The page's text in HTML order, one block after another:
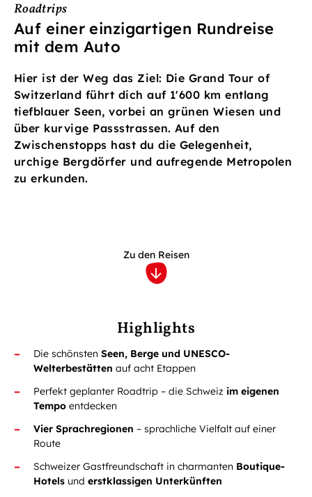
Roadtrips
Auf einer einzigartigen Rundreise
mit dem Auto
Hier ist der Weg das Ziel: Die Grand Tour of
Switzerland führt dich auf 1'600 km entlang
tiefblauer Seen, vorbei an grünen Wiesen und
über kurvige Passstrassen. Auf den
Zwischenstopps hast du die Gelegenheit,
urchige Bergdörfer und aufregende Metropolen
zu erkunden.
Zu den Reisen
Highlights
Die schönsten Seen, Berge und UNESCO-
Welterbestätten auf acht Etappen
Perfekt geplanter Roadtrip – die Schweiz im eigenen
Tempo entdecken
Vier Sprachregionen – sprachliche Vielfalt auf einer
Route
Schweizer Gastfreundschaft in charmanten Boutique-
Hotels und erstklassigen Unterkünften